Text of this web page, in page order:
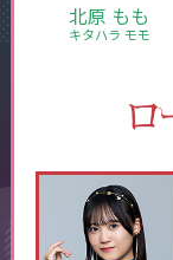
北原 もも
キタハラ モモ